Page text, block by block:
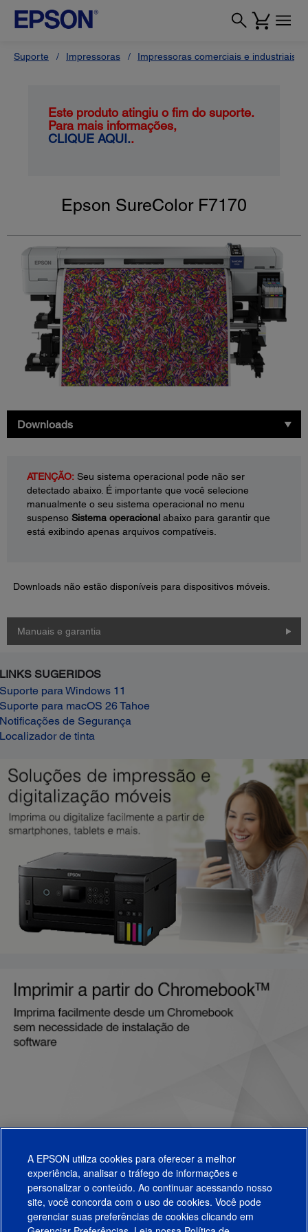
Suporte Impressoras Impressoras comerciais e industriais
Este produto atingiu o fim do suporte.
Para mais informações,
CLIQUE AQUI..
Epson SureColor F7170
Downloads
ATENÇÃO: Seu sistema operacional pode não ser
detectado abaixo. É importante que você selecione
manualmente o seu sistema operacional no menu
suspenso Sistema operacional abaixo para garantir que
está exibindo apenas arquivos compatíveis.
Downloads não estão disponíveis para dispositivos móveis.
Manuais e garantia
LINKS SUGERIDOS
Suporte para Windows 11
Suporte para macOS 26 Tahoe
Notificações de Segurança
Localizador de tinta
A EPSON utiliza cookies para oferecer a melhor
experiência, analisar o tráfego de informações e
personalizar o conteúdo. Ao continuar acessando nosso
site, você concorda com o uso de cookies. Você pode
gerenciar suas preferências de cookies clicando em